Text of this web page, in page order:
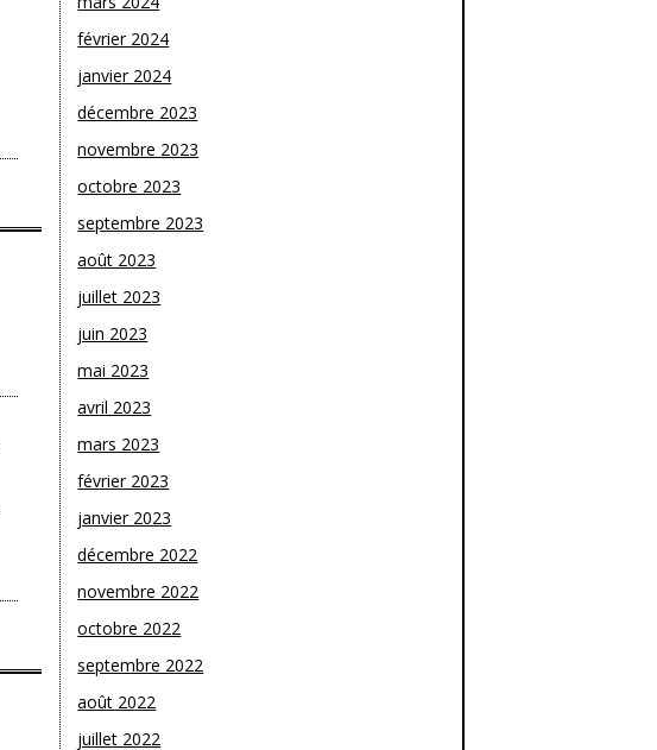
février 2024
janvier 2024
décembre 2023
novembre 2023
octobre 2023
septembre 2023
août 2023
juillet 2023
juin 2023
mai 2023
avril 2023
mars 2023
février 2023
janvier 2023
décembre 2022
novembre 2022
octobre 2022
septembre 2022
août 2022
juillet 2022